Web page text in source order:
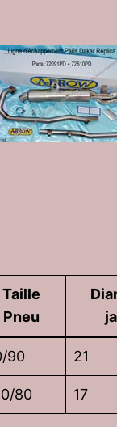
Taille
Pneu
90 21
80 17